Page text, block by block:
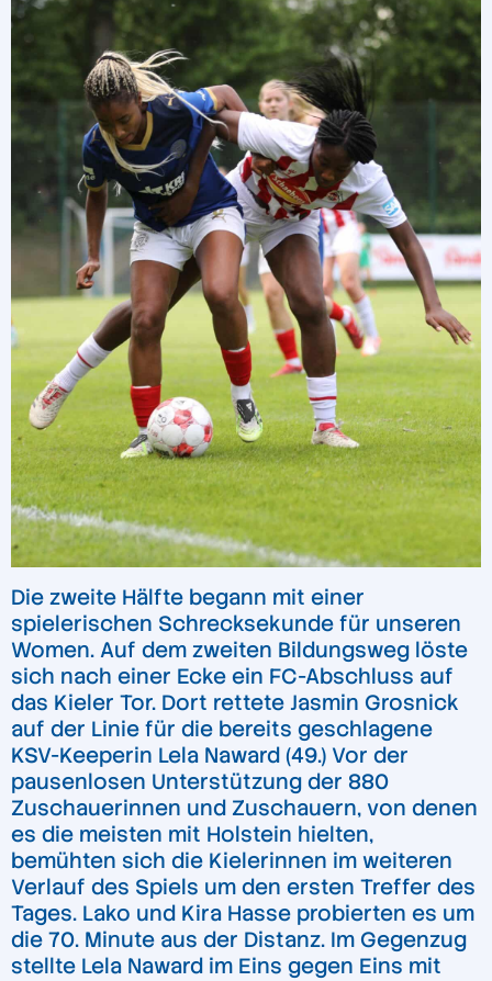
Die zweite Hälfte begann mit einer
spielerischen Schrecksekunde für unseren
Women. Auf dem zweiten Bildungsweg löste
sich nach einer Ecke ein FC-Abschluss auf
das Kieler Tor. Dort rettete Jasmin Grosnick
auf der Linie für die bereits geschlagene
KSV-Keeperin Lela Naward (49.) Vor der
pausenlosen Unterstützung der 880
Zuschauerinnen und Zuschauern, von denen
es die meisten mit Holstein hielten,
bemühten sich die Kielerinnen im weiteren
Verlauf des Spiels um den ersten Treffer des
Tages. Lako und Kira Hasse probierten es um
die 70. Minute aus der Distanz. Im Gegenzug
stellte Lela Naward im Eins gegen Eins mit